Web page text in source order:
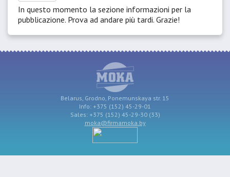
In questo momento la sezione informazioni per la
pubblicazione. Prova ad andare più tardi. Grazie!
Belarus, Grodno, Ponemunskaya str. 15
Info: +375 (152) 45-29-01
Sales: +375 (152) 45-29-30 (33)
moka@firmamoka.by